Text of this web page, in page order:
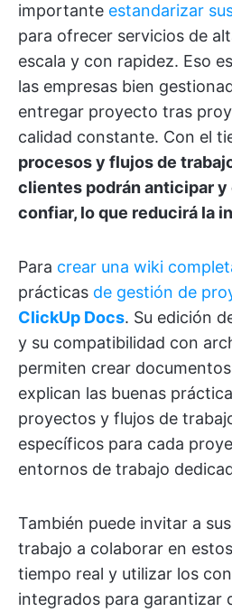
importante estandarizar
para ofrecer servicios de
escala y con rapidez. Eso
las empresas bien
entregar proyecto tras
calidad constante. Con el
procesos y flujos de
clientes podrán anticipar y
confiar, lo que reducirá la
Para crear una wiki
prácticas de gestión de
ClickUp Docs. Su edición
y su compatibilidad con
permiten crear
explican las buenas
proyectos y flujos de
específicos para cada
entornos de trabajo
También puede invitar a
trabajo a colaborar en
tiempo real y utilizar los
integrados para garantizar